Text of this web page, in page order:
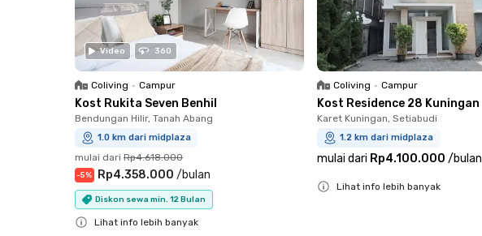
Video 360
Coliving • Campur
Kost Rukita Seven Benhil
Bendungan Hilir, Tanah Abang
1.0 km dari midplaza
mulai dari Rp4.618.000
-5% Rp4.358.000 /bulan
Diskon sewa min. 12 Bulan
Lihat info lebih banyak
Coliving • Campur
Kost Residence 28 Kuningan
Karet Kuningan, Setiabudi
1.2 km dari midplaza
mulai dari Rp4.100.000 /bulan
Lihat info lebih banyak